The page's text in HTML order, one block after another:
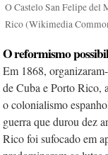
O Castelo San Felipe del
Rico (Wikimedia
O reformismo
Em 1868,
de Cuba e Porto Rico,
o colonialismo
guerra que durou dez
Rico foi sufocado em